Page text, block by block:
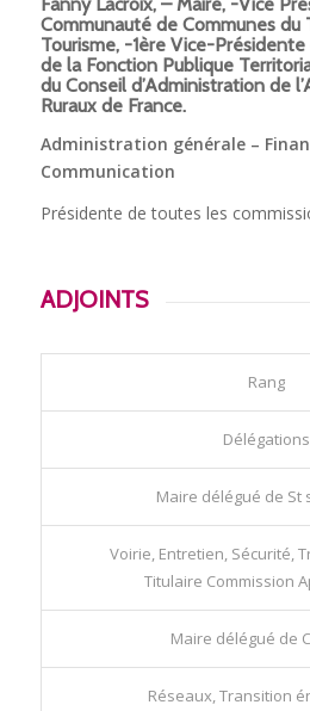
Communauté de Communes du
Tourisme, -1ère Vice-
de la Fonction Publique
du Conseil d’Administration de
Ruraux de France.
Administration générale –
Communication
Présidente de toutes les
ADJOINTS
Rang
Délégations
Maire délégué de St
Voirie, Entretien, Sécurité,
Titulaire Commission
Maire délégué de
Réseaux, Transition